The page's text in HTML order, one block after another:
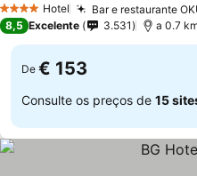
4 EstrelasHotel Bar e restaurante
8,5 Excelente 3.531 a 0.7
De € 153
Consulte os preços de 15